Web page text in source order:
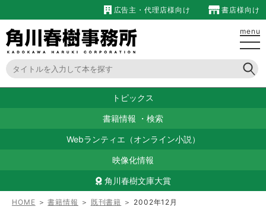
広告主・代理店様向け 書店様向け
menu
トピックス
書籍情報 ・ 検索
Webランティエ（オンライン小説）
映像化情報
角川春樹文庫大賞
HOME ＞書籍情報 ＞ 既刊書籍 ＞ 2002年12月